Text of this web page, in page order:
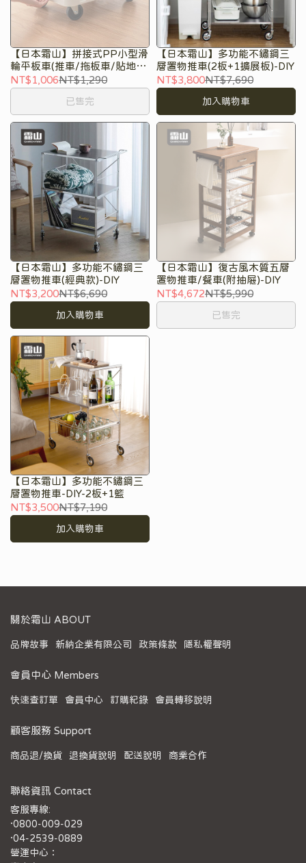
【日本霜山】拼接式PP小型滑
輪平板車(推車/拖板車/貼地
車/烏龜車)
NT$1,006NT$1,290
已售完
【日本霜山】多功能不鏽鋼三
層置物推車(2板+1擴展板)-DIY
NT$3,800NT$7,690
加入購物車
【日本霜山】多功能不鏽鋼三
層置物推車(經典款)-DIY
NT$3,200NT$6,690
加入購物車
【日本霜山】復古風木質五層
置物推車/餐車(附抽屜)-DIY
NT$4,672NT$5,990
已售完
【日本霜山】多功能不鏽鋼三
層置物推車-DIY-2板+1籃
NT$3,500NT$7,190
加入購物車
關於霜山 ABOUT
品牌故事 新納企業有限公司 政策條款 隱私權聲明
會員中心 Members
快速查訂單 會員中心 訂購紀錄 會員轉移說明
顧客服務 Support
商品退/換貨 退換貨說明 配送說明 商業合作
聯絡資訊 Contact
客服專線:
·0800-009-029
·04-2539-0889
營運中心：